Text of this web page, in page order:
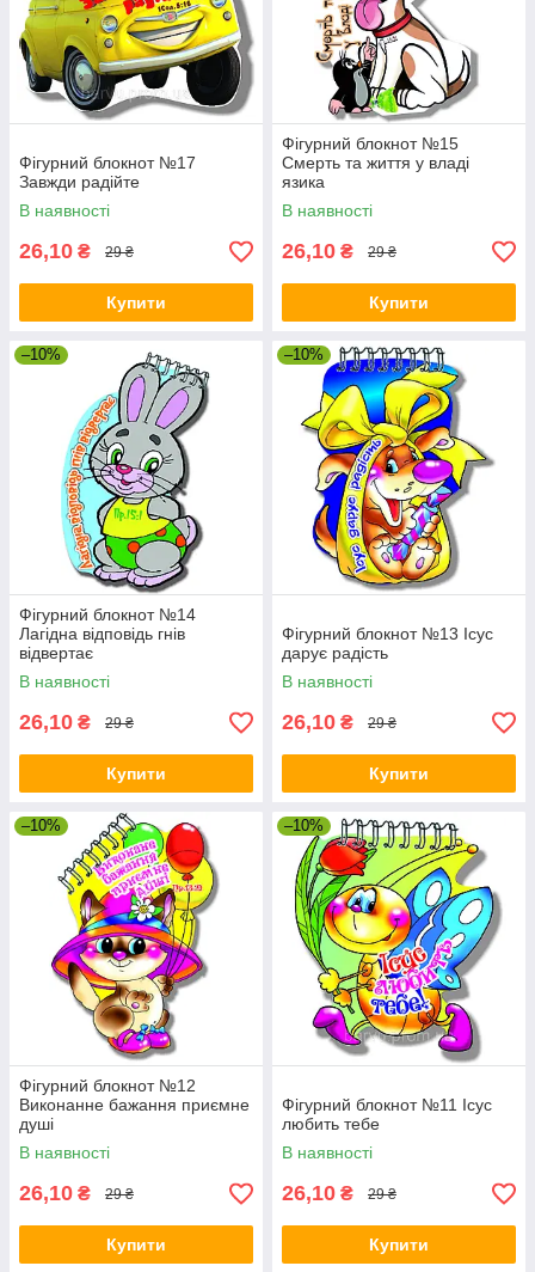
Фігурний блокнот №17
Завжди радійте
В наявності
26,10 ₴ 29 ₴
Купити
Фігурний блокнот №15
Смерть та життя у владі
язика
В наявності
26,10 ₴ 29 ₴
Купити
–10%
Фігурний блокнот №14
Лагідна відповідь гнів
відвертає
В наявності
26,10 ₴ 29 ₴
Купити
–10%
Фігурний блокнот №13 Ісус
дарує радість
В наявності
26,10 ₴ 29 ₴
Купити
–10%
Фігурний блокнот №12
Виконанне бажання приємне
душі
В наявності
26,10 ₴ 29 ₴
Купити
–10%
Фігурний блокнот №11 Ісус
любить тебе
В наявності
26,10 ₴ 29 ₴
Купити